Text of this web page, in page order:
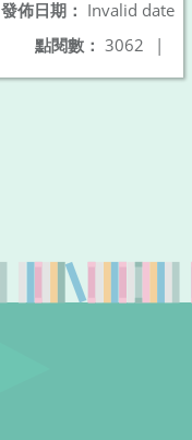
發佈日期： Invalid date
點閱數： 3062 |